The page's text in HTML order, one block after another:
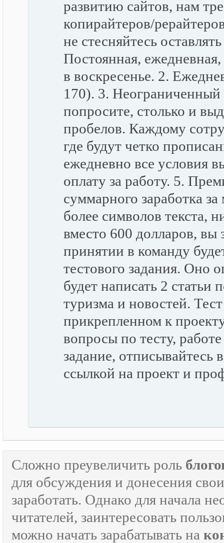
развитию сайтов, нам
копирайтеров/
не стесняйтесь
Постоянная,
в воскресенье. 2.
170). 3. Неограниченный
попросите, столько и
пробелов. Каждому
где будут четко
ежедневно все условия
оплату за работу. 5.
суммарного заработка
более символов текста,
вместо 600 долларов, вы
принятии в команду
тестового задания. Оно
будет написать 2
туризма и новостей.
прикрепленном к
вопросы по тесту,
задание,
ссылкой на проект и
Сложно преувеличить роль
для обсуждения и донесения
заработать. Однако для начала
читателей, заинтересовать
можно начать зарабатывать на